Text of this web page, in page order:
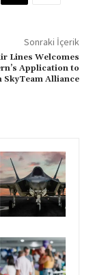
Sonraki İçerik
Lines Welcomes
Application to
SkyTeam Alliance